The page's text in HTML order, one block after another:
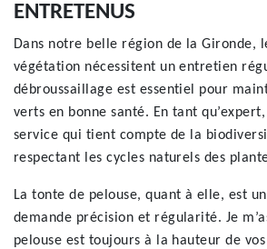
ENTRETENUS
Dans notre belle région de la Gironde,
végétation nécessitent un entretien
débroussaillage est essentiel pour
verts en bonne santé. En tant
service qui tient compte de la
respectant les cycles naturels des
La tonte de pelouse, quant à elle, est
demande précision et régularité. Je
pelouse est toujours à la hauteur de